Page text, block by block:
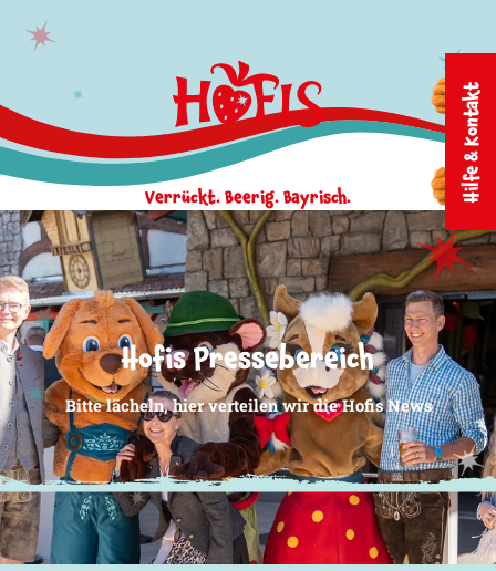
Zum Inhalt springen
Verrückt. Beerig. Bayrisch. Hilfe & Kontakt
Hofis Pressebereich
Bitte lächeln, hier verteilen wir die Hofis News